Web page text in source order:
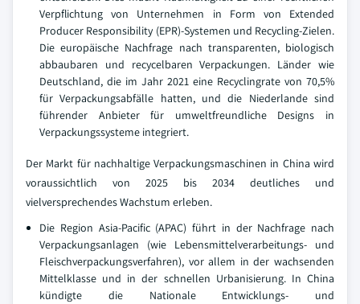
Verpflichtung von Unternehmen in Form von Extended
Producer Responsibility (EPR)-Systemen und Recycling-Zielen.
Die europäische Nachfrage nach transparenten, biologisch
abbaubaren und recycelbaren Verpackungen. Länder wie
Deutschland, die im Jahr 2021 eine Recyclingrate von 70,5%
für Verpackungsabfälle hatten, und die Niederlande sind
führender Anbieter für umweltfreundliche Designs in
Verpackungssysteme integriert.
Der Markt für nachhaltige Verpackungsmaschinen in China wird
voraussichtlich von 2025 bis 2034 deutliches und
vielversprechendes Wachstum erleben.
Die Region Asia-Pacific (APAC) führt in der Nachfrage nach
Verpackungsanlagen (wie Lebensmittelverarbeitungs- und
Fleischverpackungsverfahren), vor allem in der wachsenden
Mittelklasse und in der schnellen Urbanisierung. In China
kündigte die Nationale Entwicklungs- und